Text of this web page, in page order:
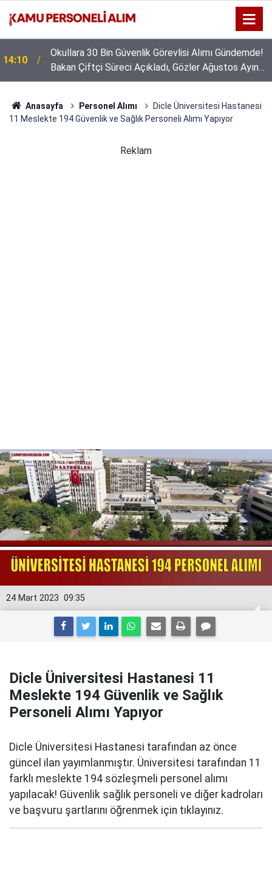
14:10
Okullara 30 Bin Güvenlik Görevlisi Alımı Gündemde!
Bakan Çiftçi Süreci Açıkladı, Gözler Ağustos Ayına
Çevrildi
Anasayfa Personel Alımı
Dicle Üniversitesi Hastanesi
11 Meslekte 194 Güvenlik ve Sağlık Personeli Alımı Yapıyor
Reklam
09:35
24 Mart 2023
Dicle Üniversitesi Hastanesi 11
Meslekte 194 Güvenlik ve Sağlık
Personeli Alımı Yapıyor
Dicle Üniversitesi Hastanesi tarafından az önce
güncel ilan yayımlanmıştır. Üniversitesi tarafından 11
farklı meslekte 194 sözleşmeli personel alımı
yapılacak! Güvenlik sağlık personeli ve diğer kadroları
ve başvuru şartlarını öğrenmek için tıklayınız.